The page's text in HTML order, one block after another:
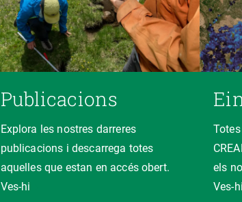
Publicacions
Explora les nostres darreres
publicacions i descarrega totes
aquelles que estan en accés obert.
Ves-hi
els
Ves-hi